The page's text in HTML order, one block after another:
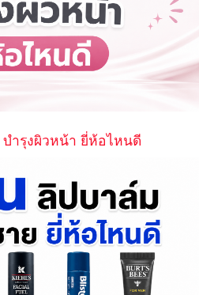
บำรุงผิวหน้า ยี่ห้อไหนดี